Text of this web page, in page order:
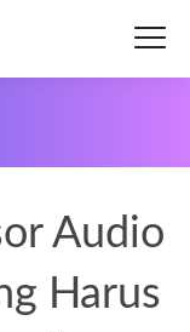
Audio
Harus